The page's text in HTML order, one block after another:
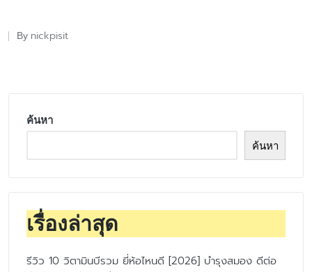
Posted
By nickpisit
ค้นหา
ค้นหา
เรื่องล่าสุด
รีวิว 10 วิตามินบีรวม ยี่ห้อไหนดี [2026] บำรุงสมอง ดีต่อ